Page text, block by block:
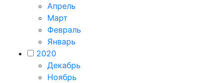
Апрель
Март
Февраль
Январь
2020
Декабрь
Ноябрь